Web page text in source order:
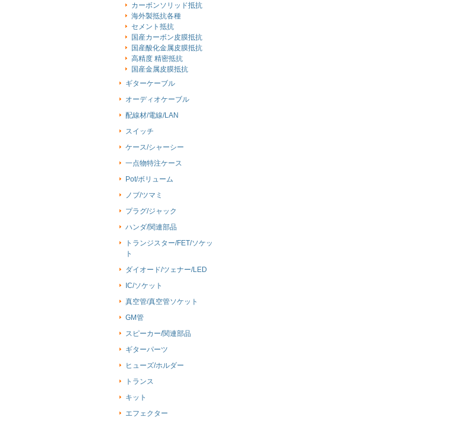
カーボンソリッド抵抗
海外製抵抗各種
セメント抵抗
国産カーボン皮膜抵抗
国産酸化金属皮膜抵抗
高精度 精密抵抗
国産金属皮膜抵抗
ギターケーブル
オーディオケーブル
配線材/電線/LAN
スイッチ
ケース/シャーシー
一点物特注ケース
Pot/ボリューム
ノブ/ツマミ
プラグ/ジャック
ハンダ/関連部品
トランジスター/FET/ソケッ
ト
ダイオード/ツェナー/LED
IC/ソケット
真空管/真空管ソケット
GM管
スピーカー/関連部品
ギターパーツ
ヒューズ/ホルダー
トランス
キット
エフェクター